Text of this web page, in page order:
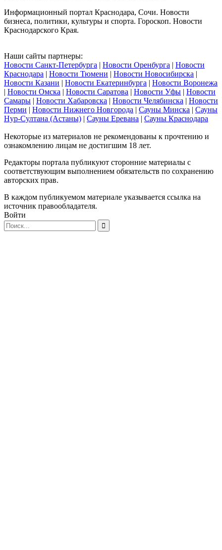
Информационный портал Краснодара, Сочи. Новости
бизнеса, политики, культуры и спорта. Гороскоп. Новости
Краснодарского Края.
Наши сайты партнеры:
Новости Санкт-Петербурга | Новости Оренбурга | Новости
Краснодара | Новости Тюмени | Новости Новосибирска |
Новости Казани | Новости Екатеринбурга | Новости Воронежа
| Новости Омска | Новости Саратова | Новости Уфы | Новости
Самары | Новости Хабаровска | Новости Челябинска | Новости
Перми | Новости Нижнего Новгорода | Сауны Минска | Сауны
Нур-Султана (Астаны) | Сауны Еревана | Сауны Краснодара
Некоторые из материалов не рекомендованы к прочтению и
ознакомлению лицам не достигшим 18 лет.
Редакторы портала публикуют сторонние материалы с
соответствующим выполнением обязательств по сохранению
авторских прав.
В каждом публикуемом материале указывается ссылка на
источник правообладателя.
Войти